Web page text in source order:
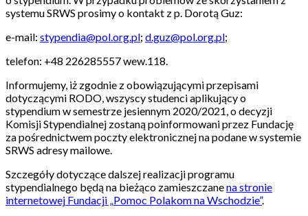
systemu SRWS prosimy o kontakt z p. Dorotą Guz:
e-mail: stypendia@pol.org.pl; d.guz@pol.org.pl;
telefon: +48 226285557 wew.118.
Informujemy, iż zgodnie z obowiązującymi przepisami
dotyczącymi RODO, wszyscy studenci aplikujący o
stypendium w semestrze jesiennym 2020/2021, o decyzji
Komisji Stypendialnej zostaną poinformowani przez Fundację
za pośrednictwem poczty elektronicznej na podane w systemie
SRWS adresy mailowe.
Szczegóły dotyczące dalszej realizacji programu
stypendialnego będą na bieżąco zamieszczanena stronie
internetowej Fundacji „Pomoc Polakom na Wschodzie”.